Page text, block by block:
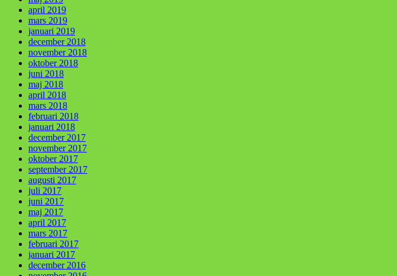
april 2019
mars 2019
januari 2019
december 2018
november 2018
oktober 2018
juni 2018
maj 2018
april 2018
mars 2018
februari 2018
januari 2018
december 2017
november 2017
oktober 2017
september 2017
augusti 2017
juli 2017
juni 2017
maj 2017
april 2017
mars 2017
februari 2017
januari 2017
december 2016